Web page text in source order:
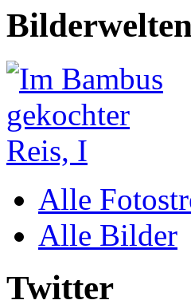
Alle
Alle Bilder
Twitter